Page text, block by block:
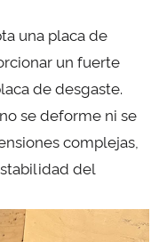
una placa de
un fuerte
de desgaste.
se deforme ni se
complejas,
del